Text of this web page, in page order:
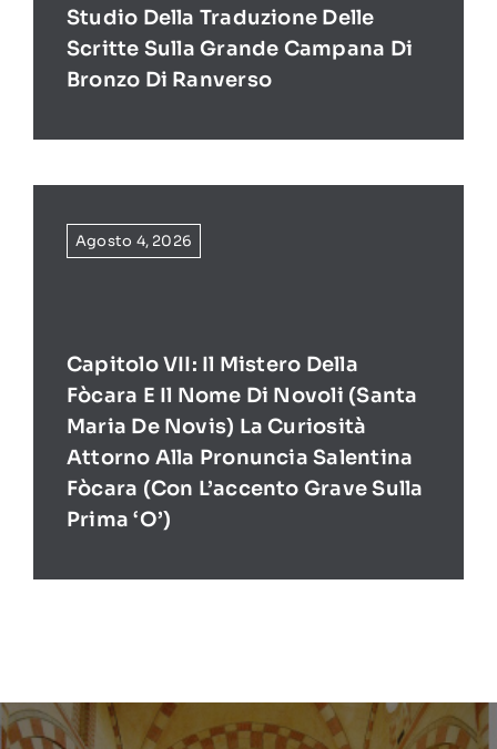
Studio Della Traduzione Delle
Scritte Sulla Grande Campana Di
Bronzo Di Ranverso
Agosto 4, 2026
Capitolo VII: Il Mistero Della
Fòcara E Il Nome Di Novoli (Santa
Maria De Novis) La Curiosità
Attorno Alla Pronuncia Salentina
Fòcara (con L’accento Grave Sulla
Prima ‘O’)